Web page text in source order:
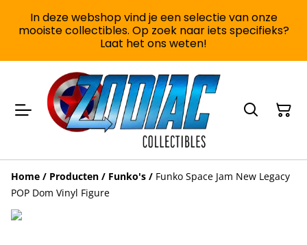
In deze webshop vind je een selectie van onze
mooiste collectibles. Op zoek naar iets specifieks?
Laat het ons weten!
Home / Producten / Funko's / Funko Space Jam New Legacy
POP Dom Vinyl Figure